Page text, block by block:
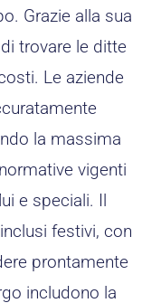
Grazie alla sua
trovare le ditte
Le aziende
la massima
vigenti
e speciali. Il
festivi, con
prontamente
includono la